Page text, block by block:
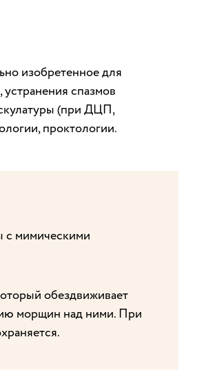
изобретенное для
спазмов
(при ДЦП,
проктологии.
с мимическими
обездвиживает
морщин над ними. При